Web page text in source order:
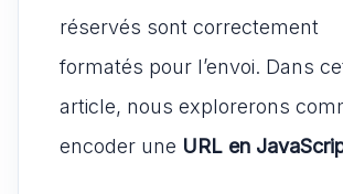
réservés sont correctement
formatés pour l’envoi. Dans
article, nous explorerons
encoder une URL en